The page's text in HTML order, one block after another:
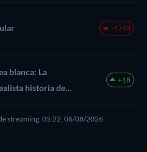
-4743
blanca: La
historia de
de Peixe
+18
streaming: 05:22, 06/08/2026